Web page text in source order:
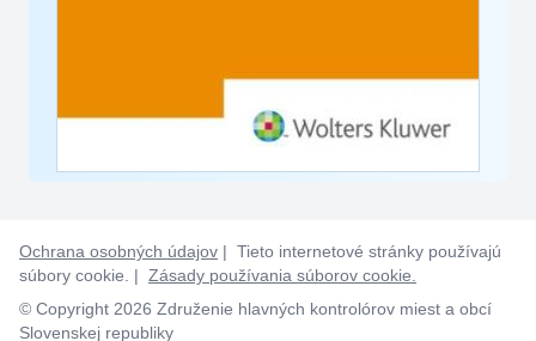
Ochrana osobných údajov | Tieto internetové stránky používajú
súbory cookie. | Zásady používania súborov cookie.
© Copyright 2026 Združenie hlavných kontrolórov miest a obcí
Slovenskej republiky